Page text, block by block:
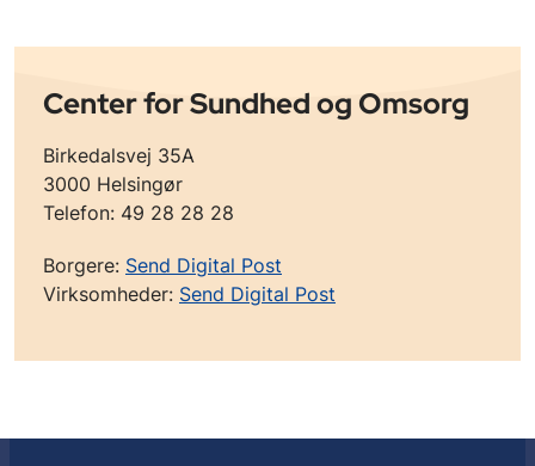
Center for Sundhed og Omsorg
Birkedalsvej 35A
3000 Helsingør
Telefon: 49 28 28 28
Borgere: Send Digital Post
Virksomheder: Send Digital Post